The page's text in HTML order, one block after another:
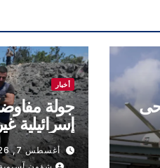
أخبار
جولة
إسرائيلية
أغسطس 7, 2026